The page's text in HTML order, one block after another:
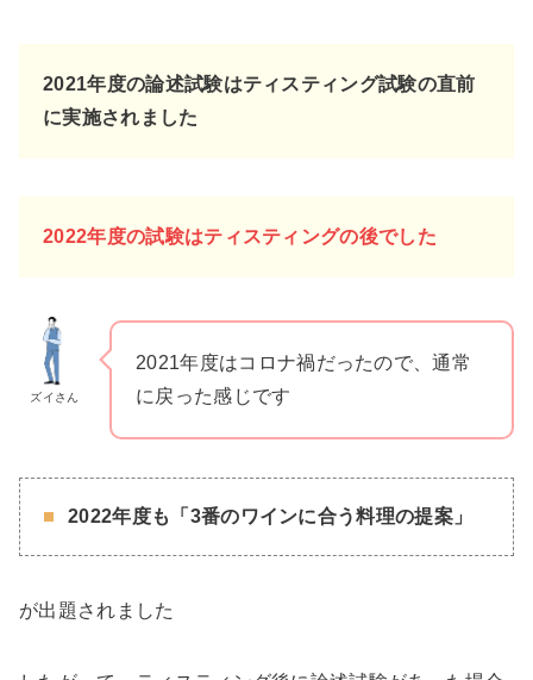
2021年度の論述試験はティスティング試験の直前
に実施されました
2022年度の試験はティスティングの後でした
ズイさん
2021年度はコロナ禍だったので、通常
に戻った感じです
2022年度も「3番のワインに合う料理の提案」
が出題されました